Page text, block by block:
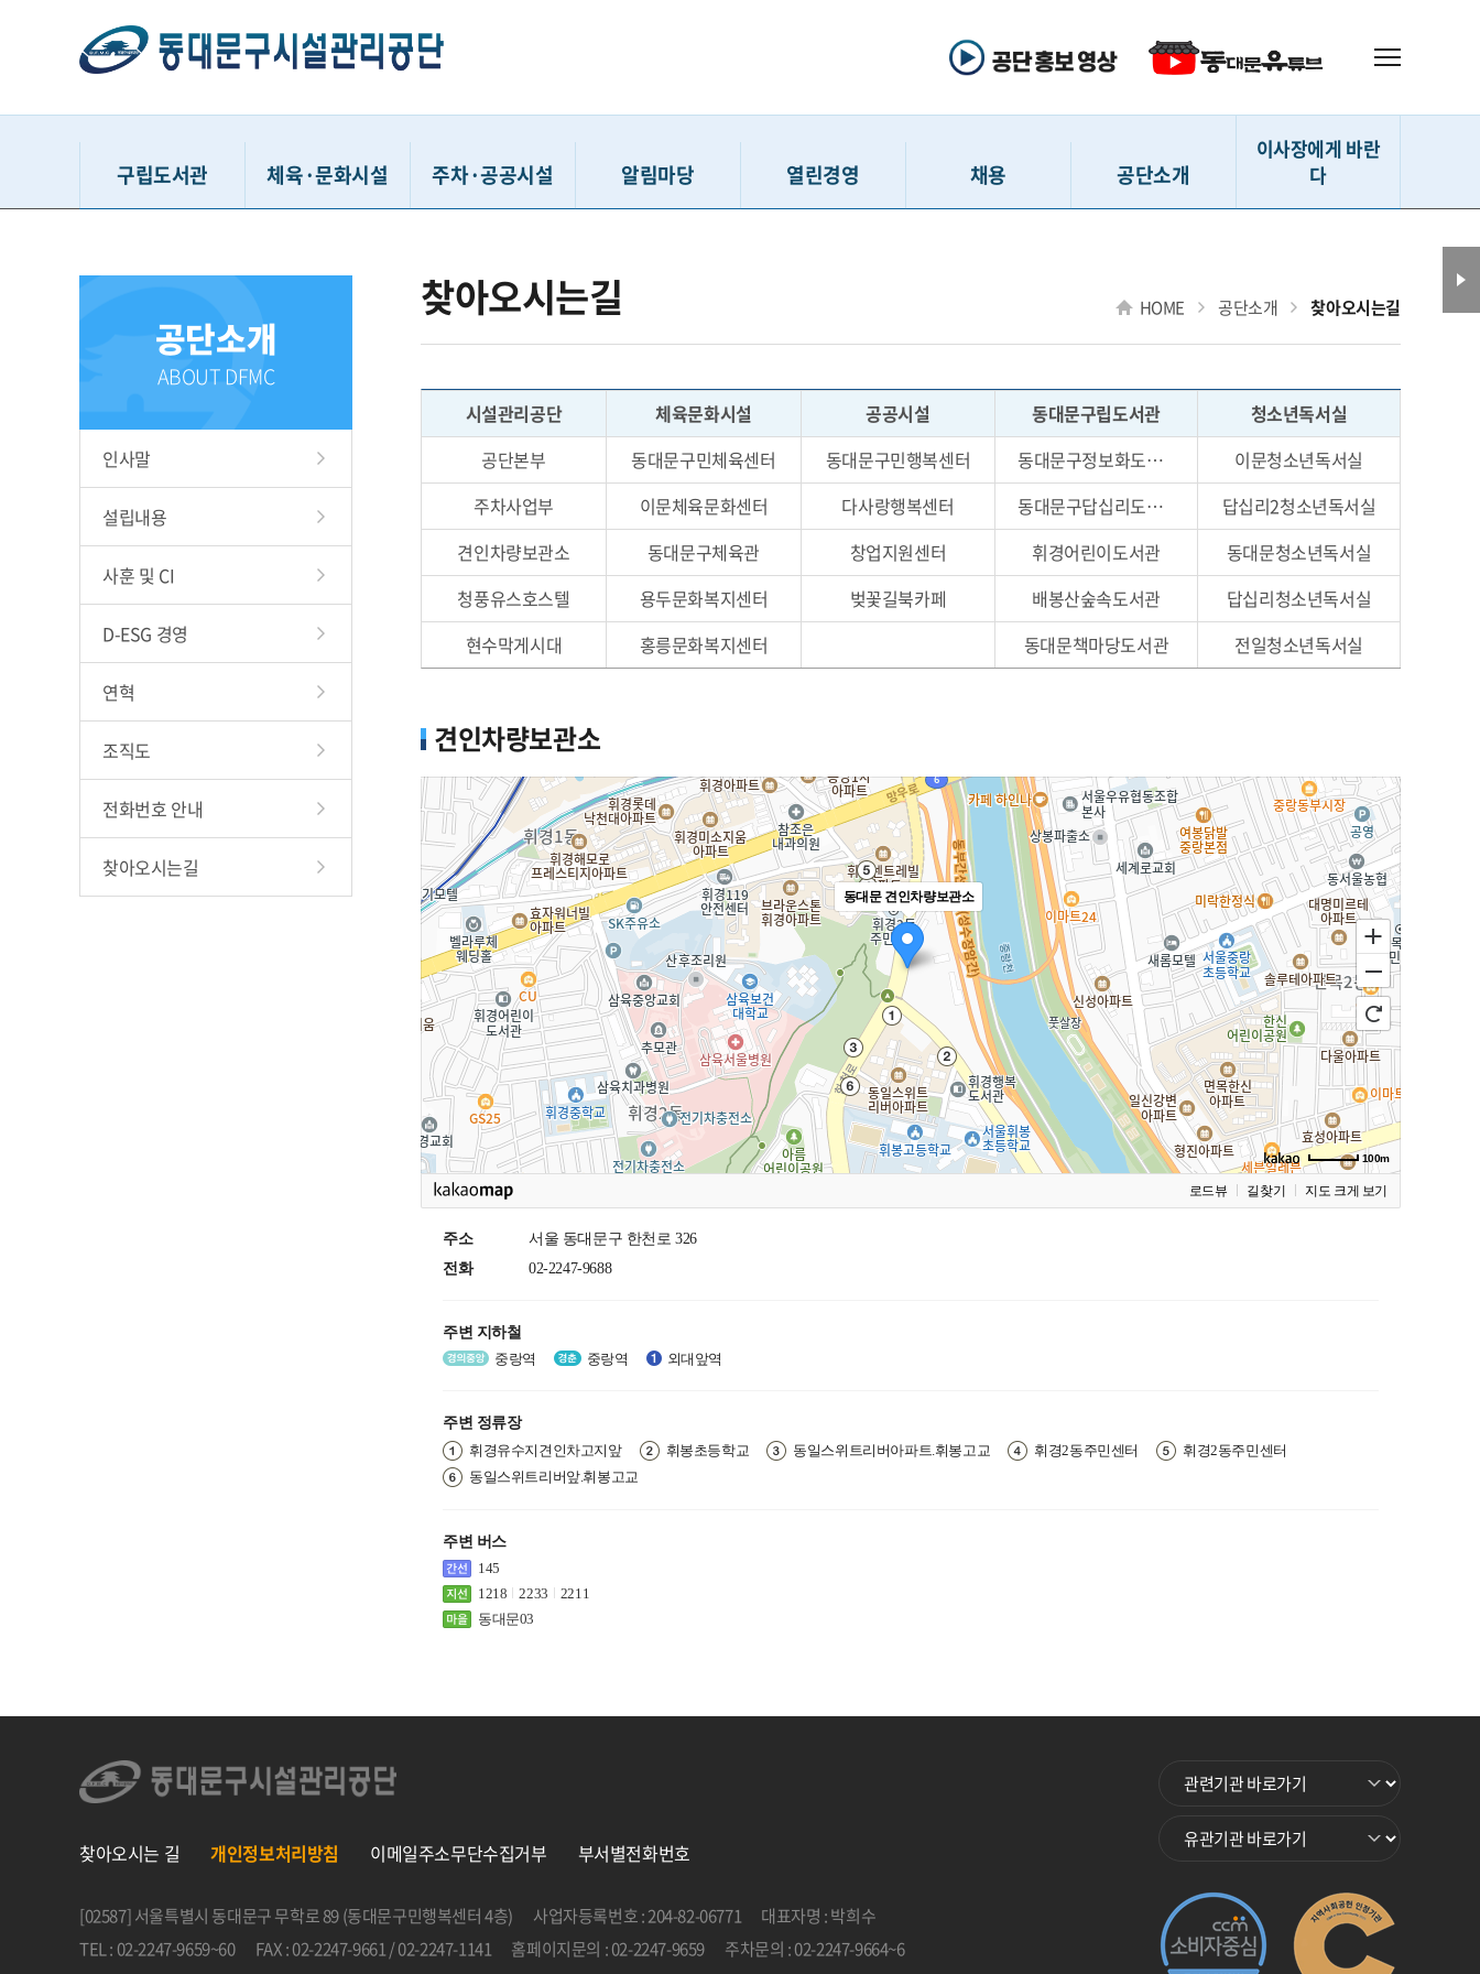
구립도서관
휘경어린이도서관
배봉산숲속도서관
체육·문화시설
동대문구체육관
중랑천체육시설
홍릉문화복지센터
주차·공공시설
시간주차
청풍유스호스텔
동대문구민행복센터
다사랑행복센터
하천카페
창업지원센터
현수막/시민게시판
구립청소년독서실
알림마당
입찰/계약정보
홍보게시판
고객 경영참여 활동
SNS
자료실
관련법규
열린경영
윤리경영
인권경영
사회공헌
안전녹색경영
고객서비스 헌장
채용
최종합격자 발표
친인척 채용현황
공단소개
연혁
조직도
전화번호 안내
찾아오시는 길
이사장에게 바란
다
공단소개
ABOUT DFMC
인사말
설립내용
사훈 및 CI
D-ESG 경영
연혁
조직도
전화번호 안내
찾아오시는길
찾아오시는길 HOME 공단소개 찾아오시는길
시설관리공단 체육문화시설 공공시설 동대문구립도서관
청소년독서실
공단본부
동대문구민체육센터 동대문구민행복센터 동대문구정보화도서관
이문청소년독서실
주차사업부
이문체육문화센터 다사랑행복센터 동대문구답십리도서관
답십리2청소년독서실
견인차량보관소
동대문구체육관 창업지원센터 휘경어린이도서관
동대문청소년독서실
청풍유스호스텔
용두문화복지센터 벚꽃길북카페 배봉산숲속도서관
답십리청소년독서실
현수막게시대
홍릉문화복지센터 동대문책마당도서관 전일청소년독서실
견인차량보관소
동대문 견인차량보관소
100m
로드뷰 길찾기 지도 크게 보기
주소
서울 동대문구 한천로 326
전화
02-2247-9688
주변 지하철
중랑역
중랑역 외대앞역
주변 정류장
휘경유수지견인차고지앞
휘봉초등학교 동일스위트리버아파트.휘봉고교 휘경2동주민센터
휘경2동주민센터
동일스위트리버앞.휘봉고교
주변 버스
145
1218
2233
2211
동대문03
찾아오시는 길 개인정보처리방침 이메일주소무단수집거부 부서별전화번호
[02587] 서울특별시 동대문구 무학로 89 (동대문구민행복센터 4층) 사업자등록번호 : 204-82-06771
대표자명 : 박희수
TEL : 02-2247-9659~60
FAX : 02-2247-9661 / 02-2247-1141 홈페이지문의 : 02-2247-9659
주차문의 : 02-2247-9664~6